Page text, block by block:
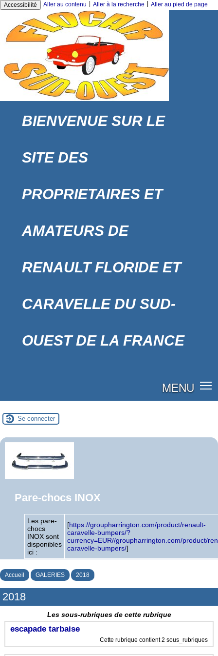
Accessibilité Aller au contenu Aller à la recherche Aller au pied de page
BIENVENUE SUR LE
SITE DES
PROPRIETAIRES ET
AMATEURS DE
RENAULT FLORIDE ET
CARAVELLE DU SUD-
OUEST DE LA FRANCE
MENU
Se connecter
Pare-chocs INOX
Les pare-
chocs
INOX sont
disponibles
ici :
[https://groupharrington.com/product/renault-
caravelle-bumpers/?
currency=EUR//groupharrington.com/product/
caravelle-bumpers/]
Accueil GALERIES 2018
2018
Les sous-rubriques de cette rubrique
escapade tarbaise
Cette rubrique contient 2 sous_rubriques